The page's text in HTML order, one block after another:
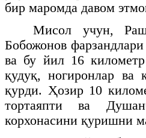
бир маромда давом
Мисол учун,
Бобожонов
ва бу йил 16
қудуқ, ногиронлар ва
қурди. Ҳозир 10
тортаяпти ва
корхонасини қуришни